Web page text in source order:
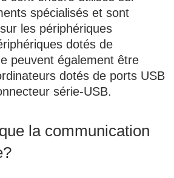
spécialisés et sont
les périphériques
dotés de
peuvent également être
dotés de ports USB
série-USB.
la communication